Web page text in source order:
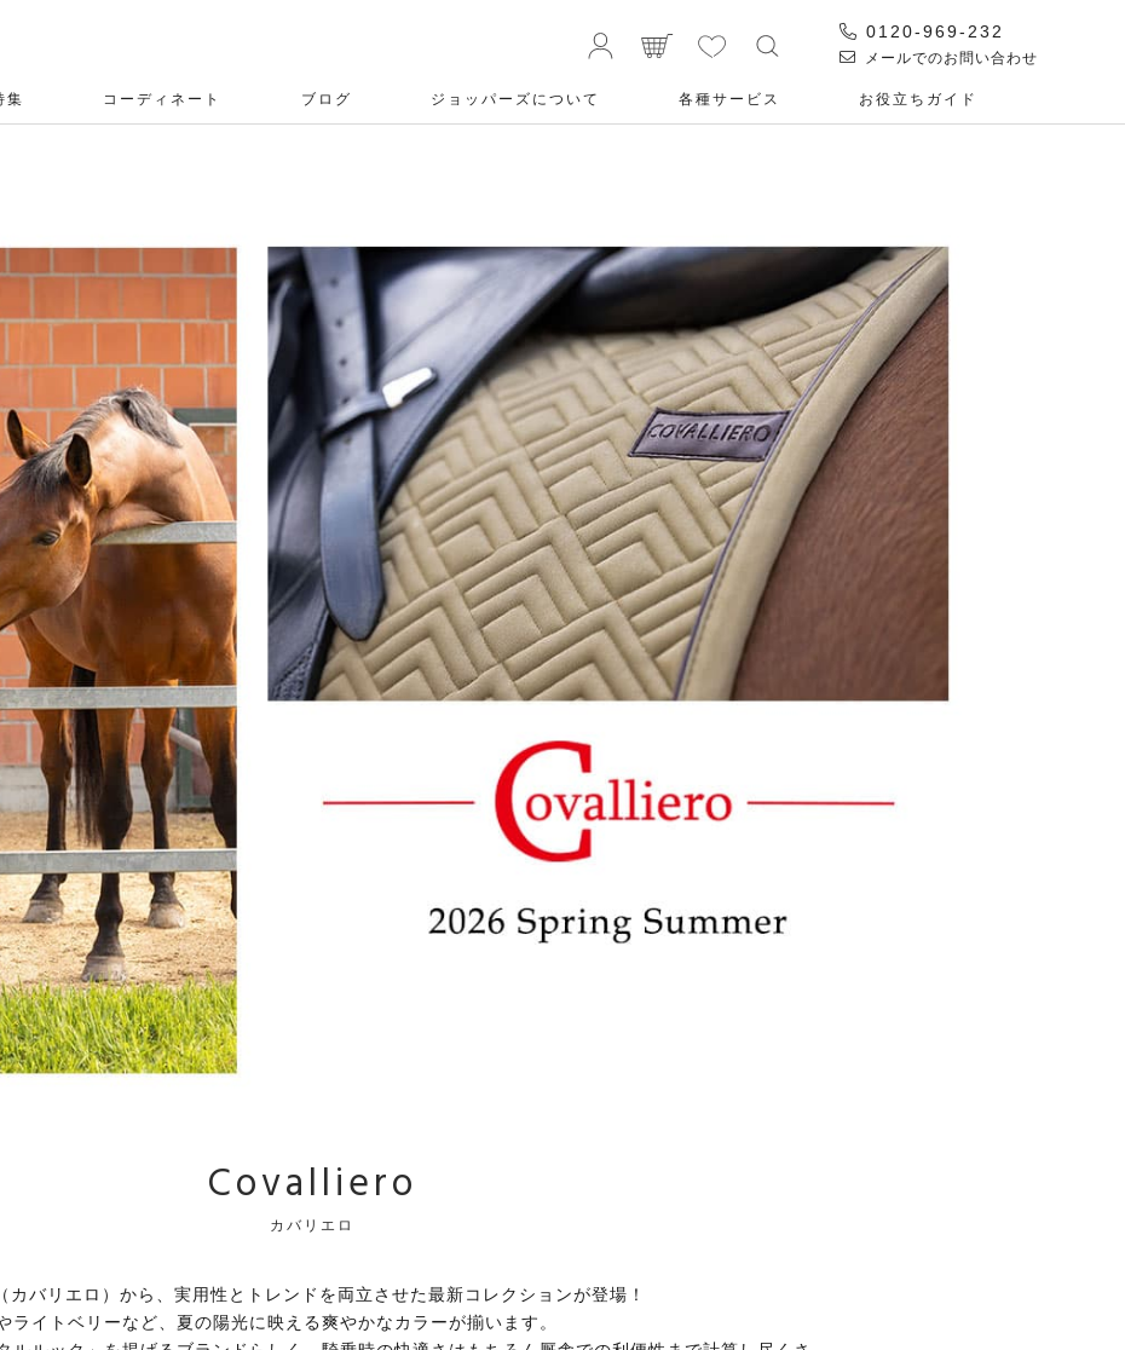
0120-969-232
メールでのお問い合わせ
集 コーディネート ブログ ジョッパーズについて 各種サービス お役⽴ちガイド
Covalliero
カバリエロ
カバリエロ）から、実用性とトレンドを両立させた最新コレクションが登場！
ライトベリーなど、夏の陽光に映える爽やかなカラーが揃います。